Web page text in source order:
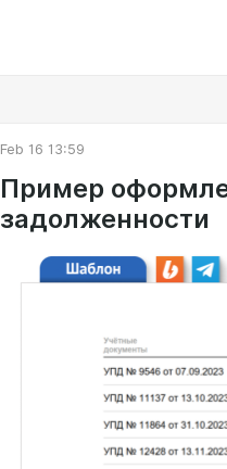
Feb 16 13:59
Пример
задолженности